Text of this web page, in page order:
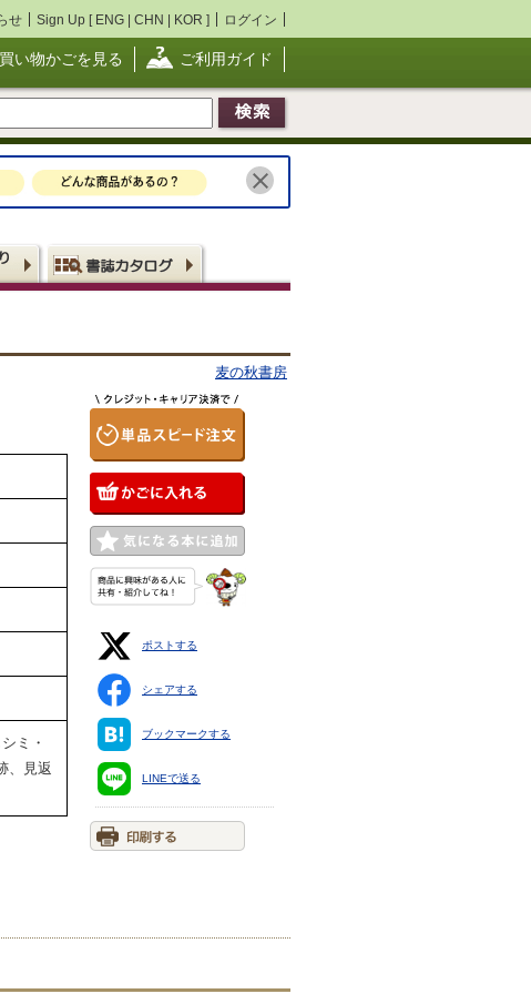
せ Sign Up [ ENG | CHN | KOR ] ログイン
買い物かごを見る ご利用ガイド
麦の秋書房
ミ・
、見返
ポストする
シェアする
ブックマークする
LINEで送る